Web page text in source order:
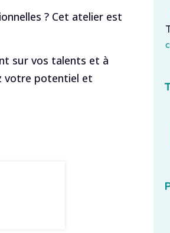
? Cet atelier est
sur vos talents et à
votre potentiel et